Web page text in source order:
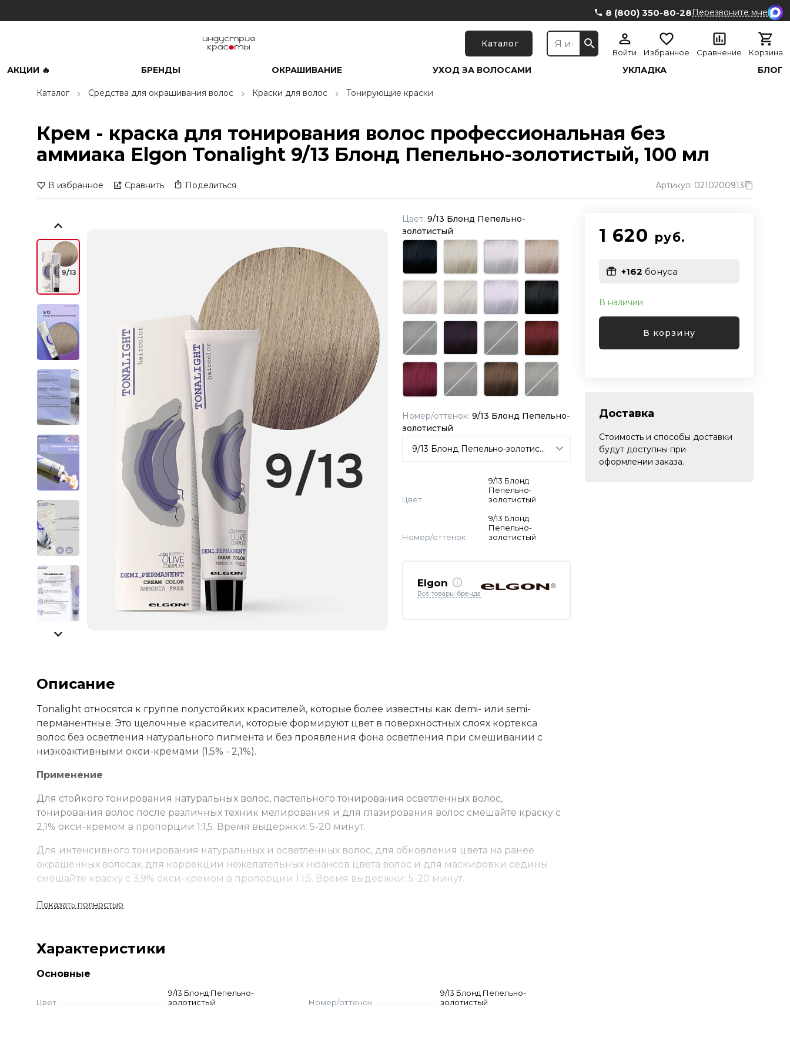
8 (800) 350-80-28Перезвоните мне
Каталог
Войти Избранное Сравнение Корзина
АКЦИИ 🔥 БРЕНДЫ ОКРАШИВАНИЕ УХОД ЗА ВОЛОСАМИ УКЛАДКА БЛОГ
Каталог Средства для окрашивания волос Краски для волос Тонирующие краски
Крем - краска для тонирования волос профессиональная без
аммиака Elgon Tonalight 9/13 Блонд Пепельно-золотистый, 100 мл
В избранное Сравнить Поделиться Артикул: 0210200913
Цвет: 9/13 Блонд Пепельно-
золотистый
Номер/оттенок: 9/13 Блонд Пепельно-
золотистый
Цвет
9/13 Блонд
Пепельно-
золотистый
Номер/оттенок
9/13 Блонд
Пепельно-
золотистый
Elgon
Все товары бренда
1 620 руб.
+162 бонуса
В наличии
В корзину
Доставка
Стоимость и способы доставки
будут доступны при
оформлении заказа.
Описание
Tonalight относятся к группе полустойких красителей, которые более известны как demi- или semi-
перманентные. Это щелочные красители, которые формируют цвет в поверхностных слоях кортекса
волос без осветления натурального пигмента и без проявления фона осветления при смешивании с
низкоактивными окси-кремами (1,5% - 2,1%).
Применение
Для стойкого тонирования натуральных волос, пастельного тонирования осветленных волос,
тонирования волос после различных техник мелирования и для глазирования волос смешайте краску с
2,1% окси-кремом в пропорции 1:1,5. Время выдержки: 5-20 минут.
Для интенсивного тонирования натуральных и осветленных волос, для обновления цвета на ранее
окрашенных волосах, для коррекции нежелательных нюансов цвета волос и для маскировки седины
смешайте краску с 3,9% окси-кремом в пропорции 1:1,5. Время выдержки: 5-20 минут.
Показать полностью
Характеристики
Основные
Цвет
9/13 Блонд Пепельно-
золотистый
Номер/оттенок
9/13 Блонд Пепельно-
золотистый